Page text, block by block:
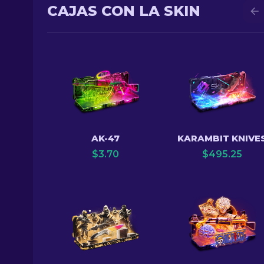
CAJAS CON LA SKIN
AK-47
$3.70
KARAMBIT
$495.25